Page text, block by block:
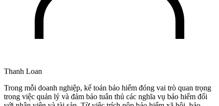
Thanh Loan
Trong mỗi doanh nghiệp, kế toán bảo hiểm đóng vai trò quan trọng
trong việc quản lý và đảm bảo tuân thủ các nghĩa vụ bảo hiểm đối